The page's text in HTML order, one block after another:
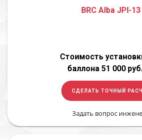
BRC Alba JPI-13
Стоимость
баллона 51 000
СДЕЛАТЬ ТОЧНЫЙ
Задать вопрос